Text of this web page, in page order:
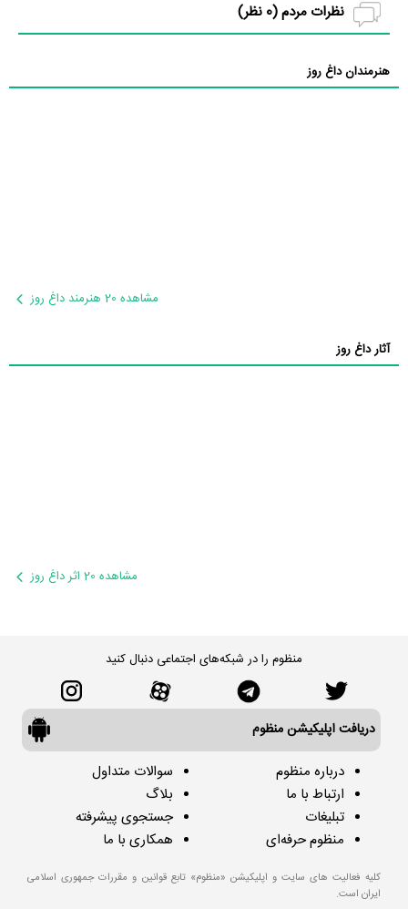
نظرات مردم (0 نظر)
هنرمندان داغ روز
مشاهده 20 هنرمند داغ روز
آثار داغ روز
مشاهده 20 اثر داغ روز
منظوم را در شبکه‌های اجتماعی دنبال کنید
دریافت اپلیکیشن منظوم
درباره منظوم
ارتباط با ما
تبلیغات
منظوم حرفه‌ای
سوالات متداول
بلاگ
جستجوی پیشرفته
همکاری با ما
کلیه فعالیت های سایت و اپلیکیشن «منظوم» تابع قوانین و مقررات جمهوری اسلامی
ایران است.